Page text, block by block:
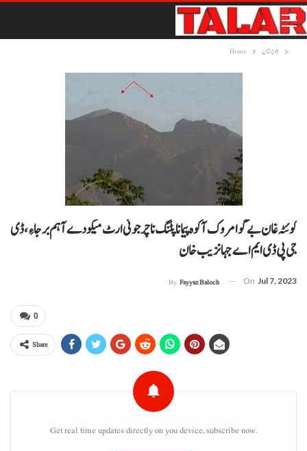
Home بلوچستان
کوئٹہ غان بے گوا مروک آ کوہ پیمانا پٹنگ نا چرجوئی ارٹ میکو دے آ ہم برجاءِ، ڈی
جی پی ڈی ایم اے جہانزیب خان
By Fayyaz Baloch On Jul 7, 2023
0
Share
Get real time updates directly on you device, subscribe now.